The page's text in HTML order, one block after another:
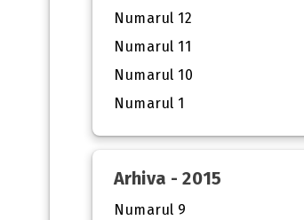
Numarul 12
Numarul 11
Numarul 10
Numarul 1
Arhiva - 2015
Numarul 9